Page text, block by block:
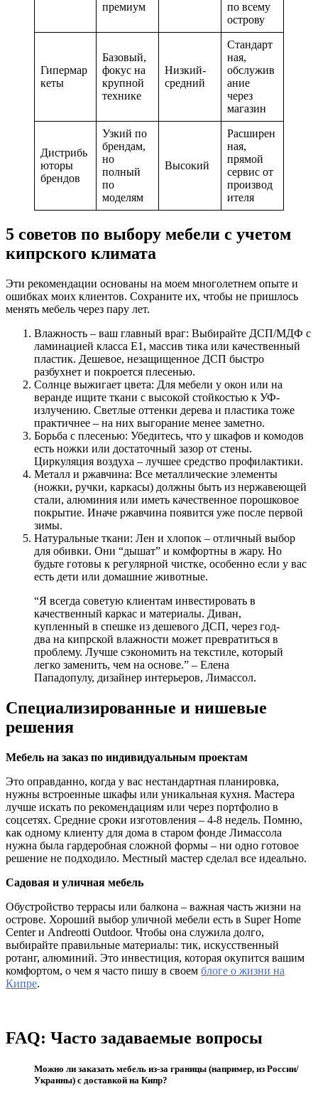
премиум
по всему
острову
Гипермар
кеты
Базовый,
фокус на
крупной
технике
Низкий-
средний
Стандарт
ная,
обслужив
ание
через
магазин
Дистрибь
юторы
брендов
Узкий по
брендам,
но
полный
по
моделям
Высокий
Расширен
ная,
прямой
сервис от
производ
ителя
5 советов по выбору мебели с учетом
кипрского климата
Эти рекомендации основаны на моем многолетнем опыте и
ошибках моих клиентов. Сохраните их, чтобы не пришлось
менять мебель через пару лет.
Влажность – ваш главный враг: Выбирайте ДСП/МДФ с
ламинацией класса E1, массив тика или качественный
пластик. Дешевое, незащищенное ДСП быстро
разбухнет и покроется плесенью.
Солнце выжигает цвета: Для мебели у окон или на
веранде ищите ткани с высокой стойкостью к УФ-
излучению. Светлые оттенки дерева и пластика тоже
практичнее – на них выгорание менее заметно.
Борьба с плесенью: Убедитесь, что у шкафов и комодов
есть ножки или достаточный зазор от стены.
Циркуляция воздуха – лучшее средство профилактики.
Металл и ржавчина: Все металлические элементы
(ножки, ручки, каркасы) должны быть из нержавеющей
стали, алюминия или иметь качественное порошковое
покрытие. Иначе ржавчина появится уже после первой
зимы.
Натуральные ткани: Лен и хлопок – отличный выбор
для обивки. Они “дышат” и комфортны в жару. Но
будьте готовы к регулярной чистке, особенно если у вас
есть дети или домашние животные.
“Я всегда советую клиентам инвестировать в
качественный каркас и материалы. Диван,
купленный в спешке из дешевого ДСП, через год-
два на кипрской влажности может превратиться в
проблему. Лучше сэкономить на текстиле, который
легко заменить, чем на основе.” – Елена
Пападопулу, дизайнер интерьеров, Лимассол.
Специализированные и нишевые
решения
Мебель на заказ по индивидуальным проектам
Это оправданно, когда у вас нестандартная планировка,
нужны встроенные шкафы или уникальная кухня. Мастера
лучше искать по рекомендациям или через портфолио в
соцсетях. Средние сроки изготовления – 4-8 недель. Помню,
как одному клиенту для дома в старом фонде Лимассола
нужна была гардеробная сложной формы – ни одно готовое
решение не подходило. Местный мастер сделал все идеально.
Садовая и уличная мебель
Обустройство террасы или балкона – важная часть жизни на
острове. Хороший выбор уличной мебели есть в Super Home
Center и Andreotti Outdoor. Чтобы она служила долго,
выбирайте правильные материалы: тик, искусственный
ротанг, алюминий. Это инвестиция, которая окупится вашим
комфортом, о чем я часто пишу в своем блоге о жизни на
Кипре.
FAQ: Часто задаваемые вопросы
Можно ли заказать мебель из-за границы (например, из России/
Украины) с доставкой на Кипр?